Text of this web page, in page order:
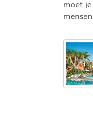
moet je